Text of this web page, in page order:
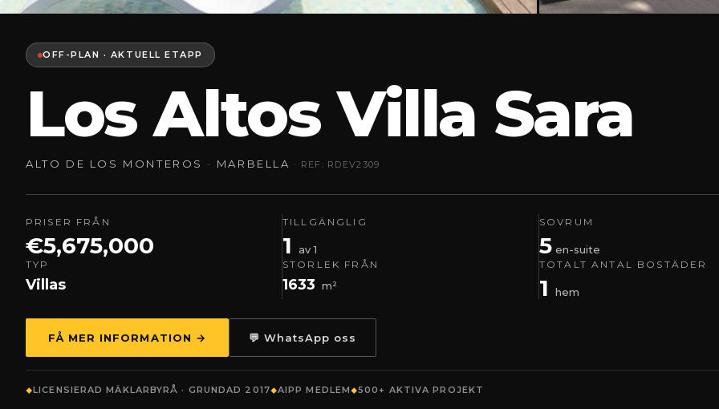
OFF-PLAN · AKTUELL ETAPP
Los Altos Villa Sara
ALTO DE LOS MONTEROS · MARBELLA · REF: RDEV2309
PRISER FRÅN
€5,675,000
TILLGÄNGLIG
1 av 1
SOVRUM
5 en-suite
TYP
Villas
STORLEK FRÅN
1633 m²
TOTALT ANTAL BOSTÄDER
1 hem
FÅ MER INFORMATION → 💬 WhatsApp oss
LICENSIERAD MÄKLARBYRÅ · GRUNDAD 2017 AIPP MEDLEM 500+ AKTIVA PROJEKT